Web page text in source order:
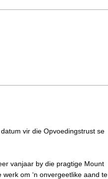
vir die Opvoedingstrust se
vanjaar by die pragtige Mount
om ‘n onvergeetlike aand te